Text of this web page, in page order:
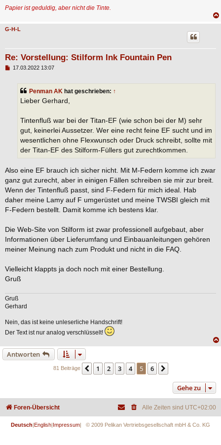
Papier ist geduldig, aber nicht die Tinte.
G-H-L
Re: Vorstellung: Stilform Ink Fountain Pen
B17.03.2022 13:07
Penman AK hat geschrieben: ↑
Lieber Gerhard,
Tintenfluß war bei der Titan-EF (wie schon bei der M) sehr
gut, keinerlei Aussetzer. Wer eine recht feine EF sucht und im
wesentlichen ohne Flexwunsch oder Druck schreibt, sollte mit
der Titan-EF des Stilform-Füllers gut zurechtkommen.
Also eine EF brauch ich sicher nicht. Mit M-Federn komme ich zwar
ganz gut zurecht, aber in einigen Fällen schreiben sie mir zur breit.
Wenn der Tintenfluß passt, sind F-Federn für mich ideal. Hab
daher meine Lamy auf F umgerüstet und meine TWSBI gleich mit
F-Federn bestellt. Damit komme ich bestens klar.
Die Web-Site von Stilform ist zwar professionell aufgebaut, aber
Informationen über Lieferumfang und Einbauanleitungen gehören
meiner Meinung nach zum Produkt und nicht in die FAQ.
Vielleicht klappts ja doch noch mit einer Bestellung.
Gruß
Gruß
Gerhard
Nein, das ist keine unleserliche Handschrift!
Der Text ist nur analog verschlüsselt!
Antworten
81 Beiträge Vorherige
1 2 3 4 5 6
Gehe zu
Foren-Übersicht Alle Zeiten sind UTC+02:00
Deutsch|English|Impressum| © 2009 Pelikan Vertriebsgesellschaft mbH & Co. KG